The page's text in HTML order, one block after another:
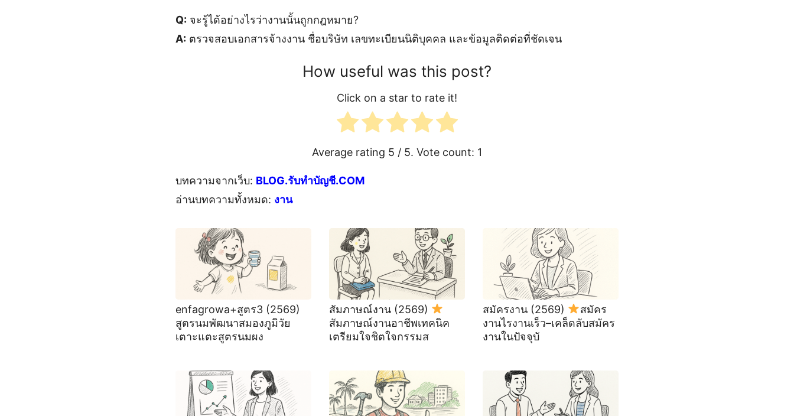
Q: จะรู้ได้อย่างไรว่างานนั้นถูกกฎหมาย?
A: ตรวจสอบเอกสารจ้างงาน ชื่อบริษัท เลขทะเบียนนิติบุคคล และข้อมูลติดต่อที่ชัดเจน
How useful was this post?
Click on a star to rate it!
Average rating 5 / 5. Vote count: 1
บทความจากเว็บ: BLOG.รับทำบัญชี.COM
อ่านบทความทั้งหมด: งาน
enfagrowa+สูตร3 (2569)
สูตรนมพัฒนาสมองภูมิวัย
เตาะแตะสูตรนมผง
สัมภาษณ์งาน (2569)
สัมภาษณ์งานอาชีพเทคนิค
เตรียมใจชิตใจกรรมส
สมัครงาน (2569)
สมัคร
งานไรงานเร็ว–เคล็ดลับสมัคร
งานในปัจจุบั